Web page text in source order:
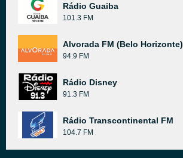
Rádio Guaiba
101.3 FM
Alvorada FM (Belo Horizonte)
94.9 FM
Rádio Disney
91.3 FM
Rádio Transcontinental FM
104.7 FM